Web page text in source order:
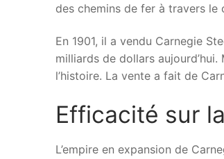
des chemins de fer à travers
En 1901, il a vendu Carnegie
milliards de dollars
l’histoire. La vente a fait de
Efficacité sur
L’empire en expansion de